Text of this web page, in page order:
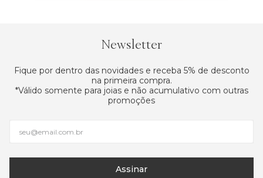
Newsletter
Fique por dentro das novidades e receba 5% de desconto
na primeira compra.
*Válido somente para joias e não acumulativo com outras
promoções
Assinar